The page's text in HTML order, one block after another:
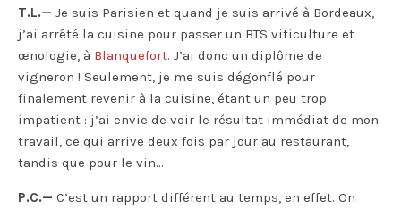
T.L.— Je suis Parisien et quand je suis arrivé à Bordeaux,
j’ai arrêté la cuisine pour passer un BTS viticulture et
œnologie, à Blanquefort. J’ai donc un diplôme de
vigneron ! Seulement, je me suis dégonflé pour
finalement revenir à la cuisine, étant un peu trop
impatient : j’ai envie de voir le résultat immédiat de mon
travail, ce qui arrive deux fois par jour au restaurant,
tandis que pour le vin…
P.C.— C’est un rapport différent au temps, en effet. On